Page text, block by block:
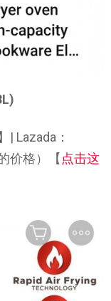
| Lazada：
价格）【点击这